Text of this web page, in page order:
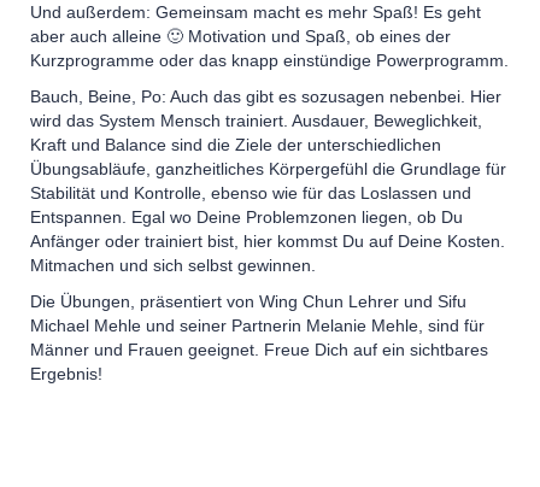
Und außerdem: Gemeinsam macht es mehr Spaß! Es geht
aber auch alleine 🙂 Motivation und Spaß, ob eines der
Kurzprogramme oder das knapp einstündige Powerprogramm.
Bauch, Beine, Po: Auch das gibt es sozusagen nebenbei. Hier
wird das System Mensch trainiert. Ausdauer, Beweglichkeit,
Kraft und Balance sind die Ziele der unterschiedlichen
Übungsabläufe, ganzheitliches Körpergefühl die Grundlage für
Stabilität und Kontrolle, ebenso wie für das Loslassen und
Entspannen. Egal wo Deine Problemzonen liegen, ob Du
Anfänger oder trainiert bist, hier kommst Du auf Deine Kosten.
Mitmachen und sich selbst gewinnen.
Die Übungen, präsentiert von Wing Chun Lehrer und Sifu
Michael Mehle und seiner Partnerin Melanie Mehle, sind für
Männer und Frauen geeignet. Freue Dich auf ein sichtbares
Ergebnis!